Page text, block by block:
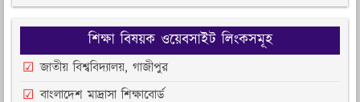
শিক্ষা বিষয়ক ওয়েবসাইট লিংকসমূহ
জাতীয় বিশ্ববিদ্যালয়, গাজীপুর
বাংলাদেশ মাদ্রাসা শিক্ষাবোর্ড